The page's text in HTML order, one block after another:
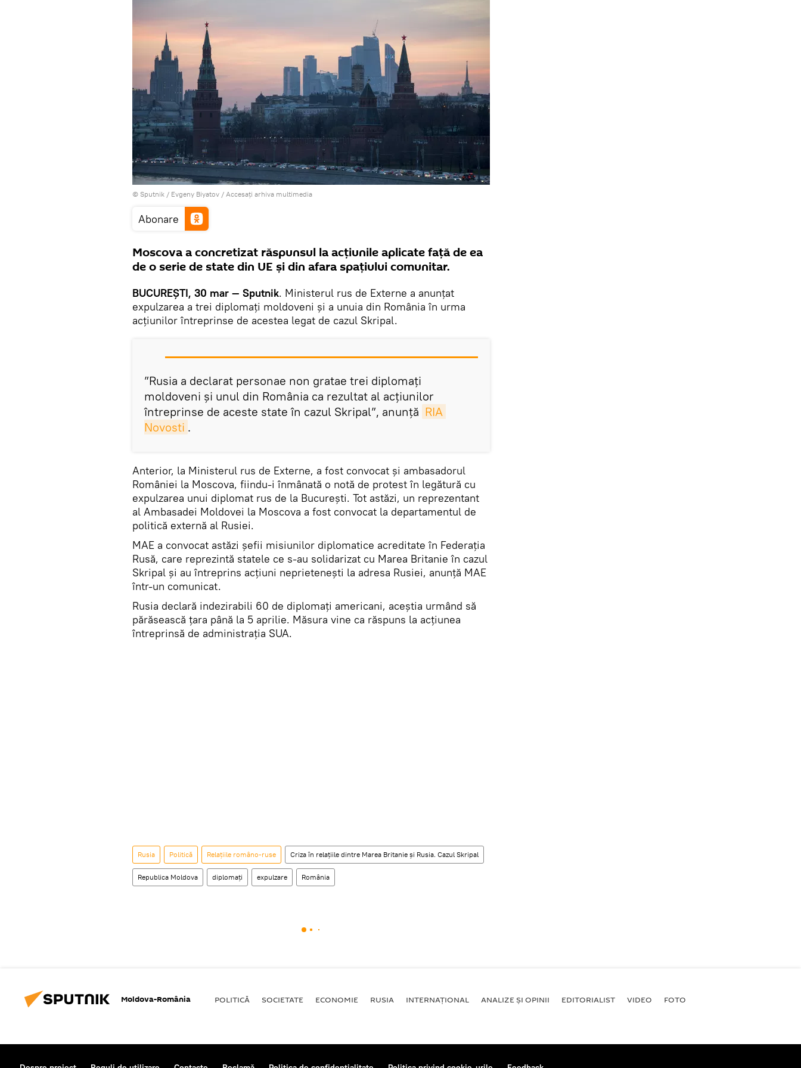
© Sputnik / Evgeny Biyatov / Accesați arhiva multimedia
Abonare
Moscova a concretizat răspunsul la acțiunile aplicate față de ea
de o serie de state din UE și din afara spațiului comunitar.
BUCUREȘTI, 30 mar — Sputnik. Ministerul rus de Externe a anunțat
expulzarea a trei diplomați moldoveni și a unuia din România în urma
acțiunilor întreprinse de acestea legat de cazul Skripal.
”Rusia a declarat personae non gratae trei diplomați
moldoveni și unul din România ca rezultat al acțiunilor
întreprinse de aceste state în cazul Skripal”, anunță RIA
Novosti .
Anterior, la Ministerul rus de Externe, a fost convocat și ambasadorul
României la Moscova, fiindu-i înmânată o notă de protest în legătură cu
expulzarea unui diplomat rus de la București. Tot astăzi, un reprezentant
al Ambasadei Moldovei la Moscova a fost convocat la departamentul de
politică externă al Rusiei.
MAE a convocat astăzi șefii misiunilor diplomatice acreditate în Federația
Rusă, care reprezintă statele ce s-au solidarizat cu Marea Britanie în cazul
Skripal și au întreprins acțiuni neprietenești la adresa Rusiei, anunță MAE
într-un comunicat.
Rusia declară indezirabili 60 de diplomați americani, aceștia urmând să
părăsească țara până la 5 aprilie. Măsura vine ca răspuns la acțiunea
întreprinsă de administrația SUA.
Rusia Politică Relațiile româno-ruse Criza în relațiile dintre Marea Britanie și Rusia. Cazul Skripal
Republica Moldova diplomați expulzare România
Moldova-România POLITICĂ SOCIETATE ECONOMIE RUSIA INTERNAŢIONAL ANALIZE ȘI OPINII EDITORIALIST VIDEO FOTO